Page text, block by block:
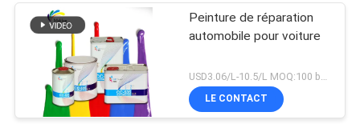
Peinture de réparation
automobile pour voiture
LE CONTACT